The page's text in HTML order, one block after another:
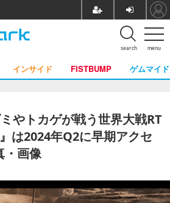
menu
search
インサイド FISTBUMP ゲムマイド
やトカゲが戦う世界大戦RT
は2024年Q2に早期アクセ
・画像